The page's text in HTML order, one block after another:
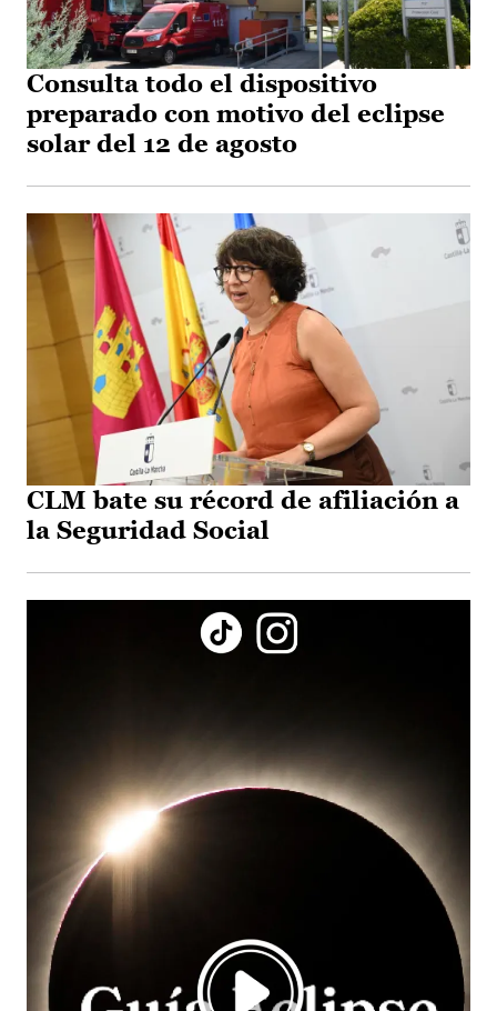
Consulta todo el dispositivo
preparado con motivo del eclipse
solar del 12 de agosto
CLM bate su récord de afiliación a
la Seguridad Social